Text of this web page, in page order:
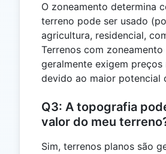
O zoneamento determina
terreno pode ser usado
agricultura, residencial,
Terrenos com
geralmente exigem preços
devido ao maior potencial
Q3: A topografia
valor do meu
Sim, terrenos planos são